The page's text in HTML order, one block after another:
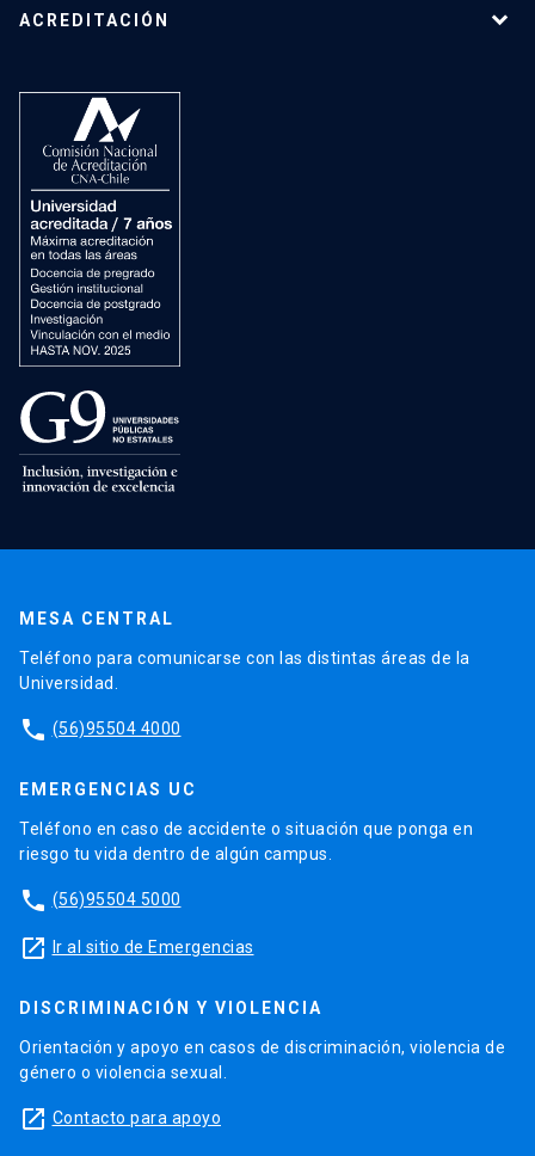
ACREDITACIÓN
MESA CENTRAL
Teléfono para comunicarse con las distintas áreas de la
Universidad.
phone (56)95504 4000
EMERGENCIAS UC
Teléfono en caso de accidente o situación que ponga en
riesgo tu vida dentro de algún campus.
phone (56)95504 5000
launch Ir al sitio de Emergencias
DISCRIMINACIÓN Y VIOLENCIA
Orientación y apoyo en casos de discriminación, violencia de
género o violencia sexual.
launch Contacto para apoyo